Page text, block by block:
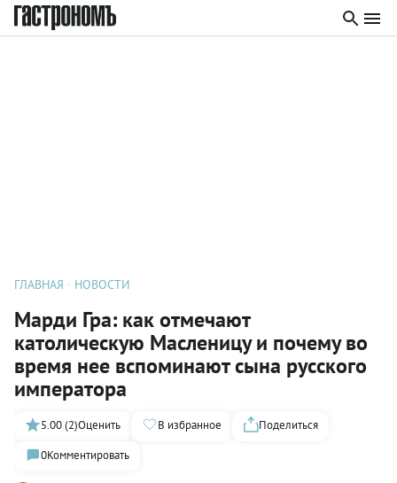
ГЛАВНАЯ НОВОСТИ
Марди Гра: как отмечают
католическую Масленицу и почему во
время нее вспоминают сына русского
императора
5.00 (2)Оценить В избранное
Поделиться
0Комментировать